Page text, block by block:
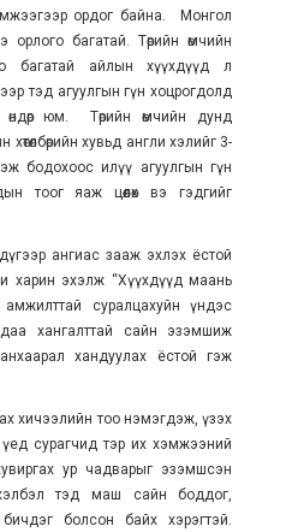
ордог байна. Монгол
багатай. Төрийн өмчийн
багатай айлын хүүхдүүд л
тэд агуулгын гүн хоцрогдолд
юм. Төрийн өмчийн дунд
хувьд англи хэлийг 3-
бодохоос илүү агуулгын гүн
тоог яаж цөөлөх вэ гэдгийг
ангиас зааж эхлэх ёстой
харин эхэлж “Хүүхдүүд маань
суралцахуйн үндэс
хангалттай сайн эзэмшиж
хандуулах ёстой гэж
хичээлийн тоо нэмэгдэж, үзэх
сурагчид тэр их хэмжээний
ур чадварыг эзэмшсэн
хэлбэл тэд маш сайн боддог,
болсон байх хэрэгтэй.